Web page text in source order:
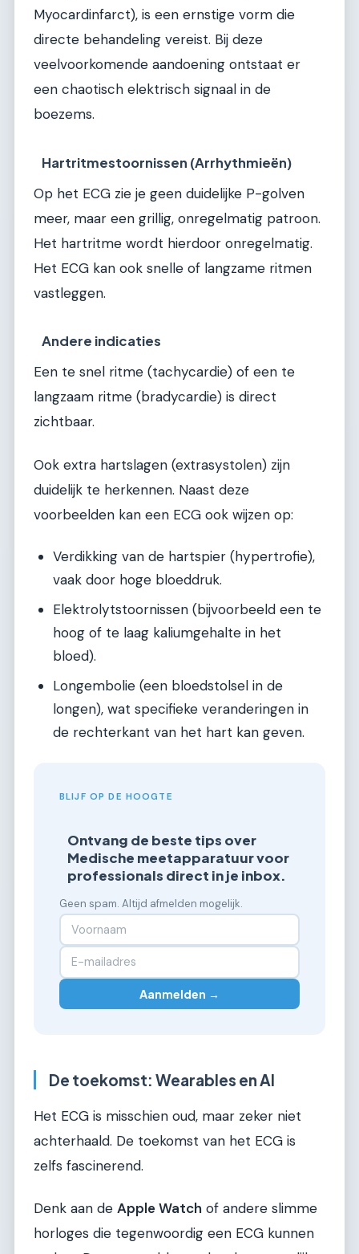
Myocardinfarct), is een ernstige vorm die
directe behandeling vereist. Bij deze
veelvoorkomende aandoening ontstaat er
een chaotisch elektrisch signaal in de
boezems.
Hartritmestoornissen (Arrhythmieën)
Op het ECG zie je geen duidelijke P-golven
meer, maar een grillig, onregelmatig patroon.
Het hartritme wordt hierdoor onregelmatig.
Het ECG kan ook snelle of langzame ritmen
vastleggen.
Andere indicaties
Een te snel ritme (tachycardie) of een te
langzaam ritme (bradycardie) is direct
zichtbaar.
Ook extra hartslagen (extrasystolen) zijn
duidelijk te herkennen. Naast deze
voorbeelden kan een ECG ook wijzen op:
Verdikking van de hartspier (hypertrofie),
vaak door hoge bloeddruk.
Elektrolytstoornissen (bijvoorbeeld een te
hoog of te laag kaliumgehalte in het
bloed).
Longembolie (een bloedstolsel in de
longen), wat specifieke veranderingen in
de rechterkant van het hart kan geven.
BLIJF OP DE HOOGTE
Ontvang de beste tips over
Medische meetapparatuur voor
professionals direct in je inbox.
Geen spam. Altijd afmelden mogelijk.
Aanmelden →
De toekomst: Wearables en AI
Het ECG is misschien oud, maar zeker niet
achterhaald. De toekomst van het ECG is
zelfs fascinerend.
Denk aan de Apple Watch of andere slimme
horloges die tegenwoordig een ECG kunnen